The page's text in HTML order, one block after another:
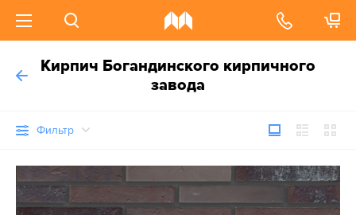
Кирпич Богандинского кирпичного
завода
Фильтр